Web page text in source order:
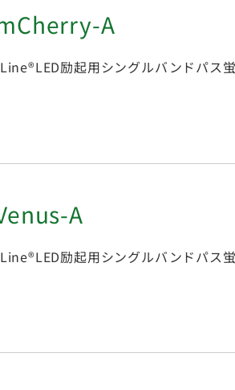
A
励起用シングルバンドパス
A
励起用シングルバンドパス